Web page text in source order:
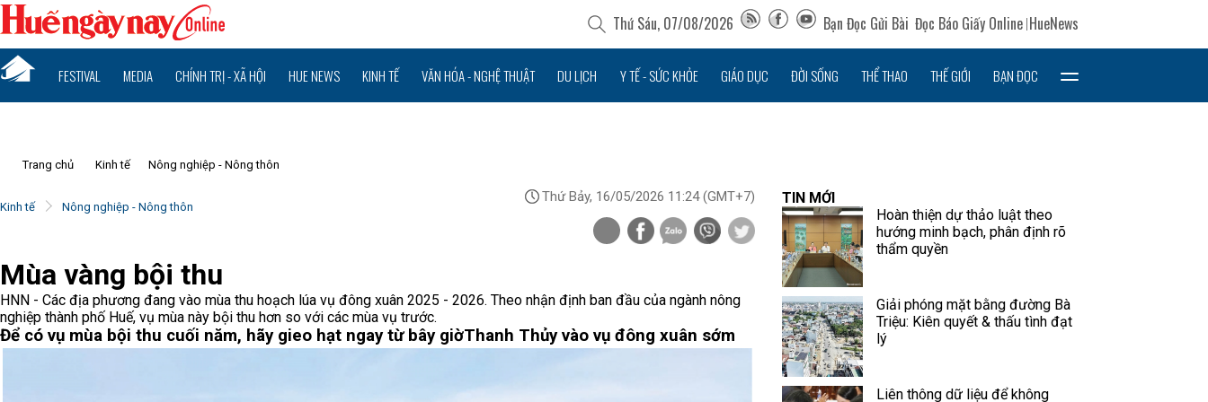
Thứ Sáu, 07/08/2026 Bạn Đọc Gửi Bài Đọc Báo Giấy Online HueNews
FESTIVAL MEDIA CHÍNH TRỊ - XÃ HỘI HUE NEWS KINH TẾ VĂN HÓA - NGHỆ THUẬT DU LỊCH Y TẾ - SỨC KHỎE GIÁO DỤC ĐỜI SỐNG THỂ THAO THẾ GIỚI BẠN ĐỌC
Trang chủ Kinh tế Nông nghiệp - Nông thôn
Kinh tế Nông nghiệp - Nông thôn
Thứ Bảy, 16/05/2026 11:24(GMT+7)
Mùa vàng bội thu
HNN - Các địa phương đang vào mùa thu hoạch lúa vụ đông xuân 2025 - 2026. Theo nhận định ban đầu của ngành nông
nghiệp thành phố Huế, vụ mùa này bội thu hơn so với các mùa vụ trước.
Để có vụ mùa bội thu cuối năm, hãy gieo hạt ngay từ bây giờThanh Thủy vào vụ đông xuân sớm
TIN MỚI
Hoàn thiện dự thảo luật theo
hướng minh bạch, phân định rõ
thẩm quyền
Giải phóng mặt bằng đường Bà
Triệu: Kiên quyết & thấu tình đạt
lý
Liên thông dữ liệu để không